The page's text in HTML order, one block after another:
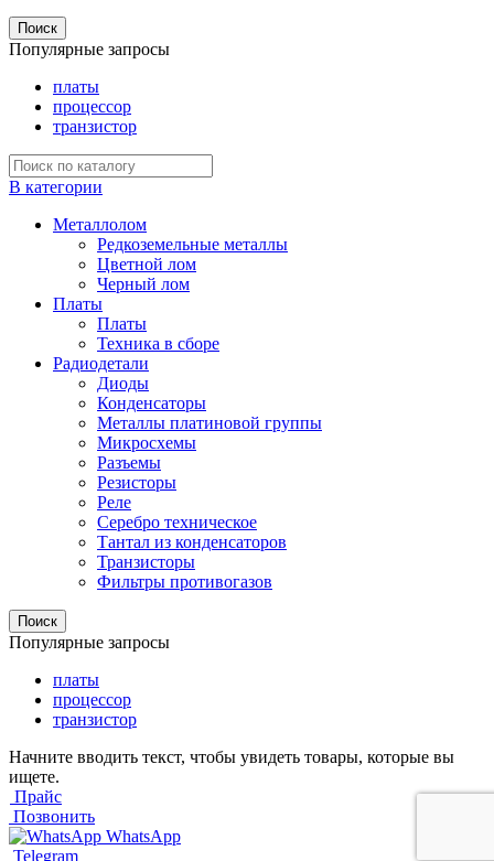
Поиск
Популярные запросы
платы
процессор
транзистор
В категории
Металлолом
Редкоземельные металлы
Цветной лом
Черный лом
Платы
Платы
Техника в сборе
Радиодетали
Диоды
Конденсаторы
Металлы платиновой группы
Микросхемы
Разъемы
Резисторы
Реле
Серебро техническое
Тантал из конденсаторов
Транзисторы
Фильтры противогазов
Поиск
Популярные запросы
платы
процессор
транзистор
Начните вводить текст, чтобы увидеть товары, которые вы
ищете.
Прайс
Позвонить
WhatsApp
Telegram